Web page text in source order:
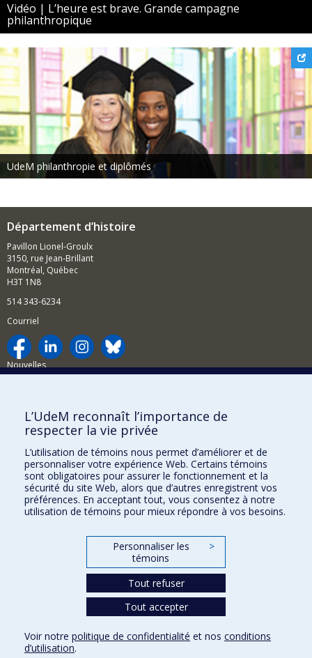
Vidéo | L’heure est brave. Grande campagne
philanthropique
UdeM philanthropie et diplômés
Département d’histoire
Pavillon Lionel-Groulx
3150, rue Jean-Brillant
Montréal, Québec
H3T 1N8
514 343-6234
Courriel
Nouvelles
Comment soutenir le Département?
BESOIN D'AIDE?
Plan du site
Signaler une erreur
Accessibilité
FACULTÉ DES ARTS ET DES SCIENCES
Nos départements et écoles
Conditions d’utilisation
L’UdeM reconnaît l’importance de
respecter la vie privée
L’utilisation de témoins nous permet d’améliorer et de
personnaliser votre expérience Web. Certains témoins
sont obligatoires pour assurer le fonctionnement et la
sécurité du site Web, alors que d’autres enregistrent vos
préférences. En acceptant tout, vous consentez à notre
utilisation de témoins pour mieux répondre à vos besoins.
Personnaliser les
témoins
>
Tout refuser
Tout accepter
Voir notre politique de confidentialité et nos conditions
d’utilisation.